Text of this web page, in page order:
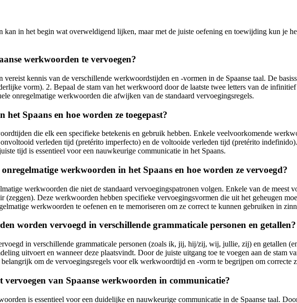
kan in het begin wat overweldigend lijken, maar met de juiste oefening en toewijding kun je
werkwoorden te vervoegen?
kennis van de verschillende werkwoordstijden en -vormen in de Spaanse taal. De
vorm). 2. Bepaal de stam van het werkwoord door de laatste twee letters van de
onregelmatige werkwoorden die afwijken van de standaard vervoegingsregels.
Spaans en hoe worden ze toegepast?
die elk een specifieke betekenis en gebruik hebben. Enkele veelvoorkomende
verleden tijd (pretérito imperfecto) en de voltooide verleden tijd (pretérito
tijd is essentieel voor een nauwkeurige communicatie in het Spaans.
werkwoorden in het Spaans en hoe worden ze vervoegd?
werkwoorden die niet de standaard vervoegingspatronen volgen. Enkele van de
(zeggen). Deze werkwoorden hebben specifieke vervoegingsvormen die uit het geheugen
werkwoorden te oefenen en te memoriseren om ze correct te kunnen gebruiken in
worden vervoegd in verschillende grammaticale personen en getallen?
in verschillende grammaticale personen (zoals ik, jij, hij/zij, wij, jullie, zij) en getallen
uitvoert en wanneer deze plaatsvindt. Door de juiste uitgang toe te voegen aan de stam
om de vervoegingsregels voor elk werkwoordtijd en -vorm te begrijpen om correcte
vervoegen van Spaanse werkwoorden in communicatie?
is essentieel voor een duidelijke en nauwkeurige communicatie in de Spaanse taal.